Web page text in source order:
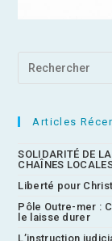
Articles
SOLIDARITÉ DE
CHAÎNES
Liberté pour
Pôle Outre-mer :
le laisse durer
L’instruction